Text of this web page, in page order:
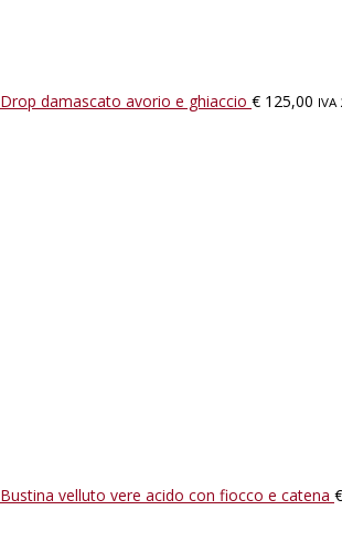
Drop damascato avorio e ghiaccio € 125,00
Bustina velluto vere acido con fiocco e catena €